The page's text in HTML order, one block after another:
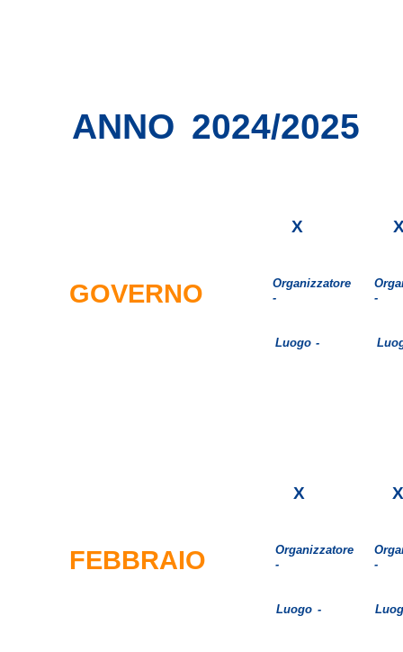
ANNO 2024/2025
GOVERNO
X
Organizzatore
-
Luogo -
-
FEBBRAIO
X
Organizzatore
-
Luogo -
X
-